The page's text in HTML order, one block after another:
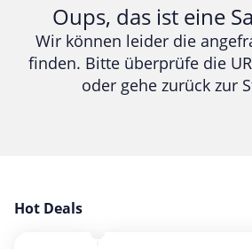
Bücher & Magazine
Computer & Elektronik
Entertainment & Media
Garten, Haushalt & Tiere
Oups, das ist eine
Wir können leider die
finden. Bitte überprüfe die
oder gehe zurück zur
Hot Deals